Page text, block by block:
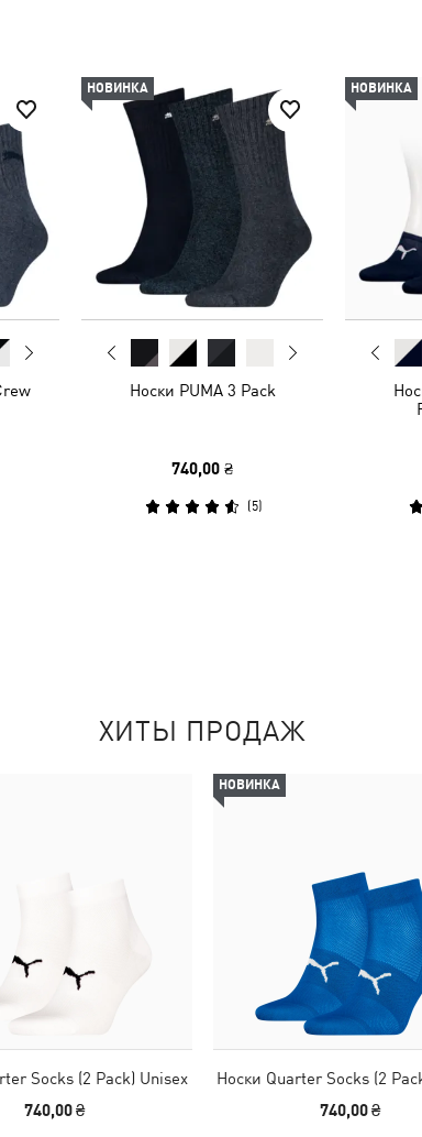
НОВИНКА
Носки PUMA 3 Pack
740,00 ₴
(5)
НОВИНКА
ХИТЫ ПРОДАЖ
Socks (2 Pack) Unisex
740,00 ₴
НОВИНКА
Носки Quarter Socks (2
740,00 ₴